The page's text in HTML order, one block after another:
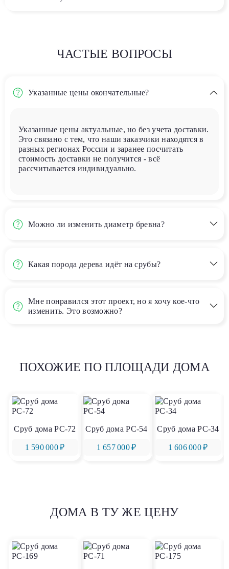
ЧАСТЫЕ ВОПРОСЫ
Указанные цены окончательные?
Указанные цены актуальные, но без учета доставки.
Это связано с тем, что наши заказчики находятся в
разных регионах России и заранее посчитать
стоимость доставки не получится - всё
рассчитывается индивидуально.
Можно ли изменить диаметр бревна?
Какая порода дерева идёт на срубы?
Мне понравился этот проект, но я хочу кое-что
изменить. Это возможно?
ПОХОЖИЕ ПО ПЛОЩАДИ ДОМА
Сруб дома РС-72
1 590 000 ₽
Сруб дома РС-54
1 657 000 ₽
Сруб дома РС-34
1 606 000 ₽
ДОМА В ТУ ЖЕ ЦЕНУ